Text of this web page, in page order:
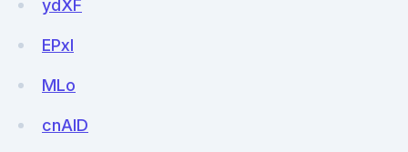
ydXF
EPxI
MLo
cnAID